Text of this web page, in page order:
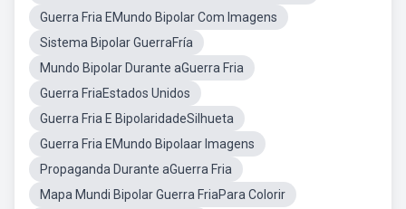
Guerra Fria EMundo Bipolar Com Imagens
Sistema Bipolar GuerraFría
Mundo Bipolar Durante aGuerra Fria
Guerra FriaEstados Unidos
Guerra Fria E BipolaridadeSilhueta
Guerra Fria EMundo Bipolaar Imagens
Propaganda Durante aGuerra Fria
Mapa Mundi Bipolar Guerra FriaPara Colorir